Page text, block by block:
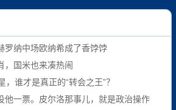
罗纳中场欧纳希成了香饽饽
，国米也来凑热闹
谁才是真正的“转会之王”？
他一票。皮尔洛那事儿，就是政治操作